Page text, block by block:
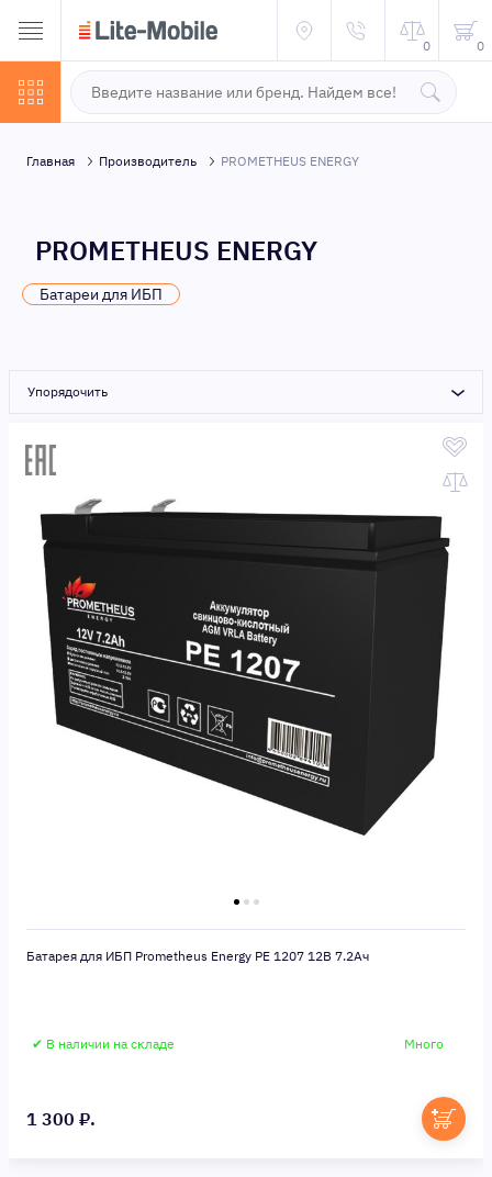
0 0
Главная Производитель PROMETHEUS ENERGY
PROMETHEUS ENERGY
Батареи для ИБП
Упорядочить
Батарея для ИБП Prometheus Energy PE 1207 12В 7.2Ач
✔ В наличии на складе Много
1 300 ₽.